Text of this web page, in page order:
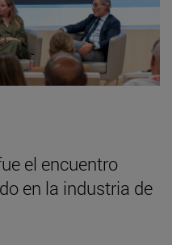
el encuentro
en la industria de